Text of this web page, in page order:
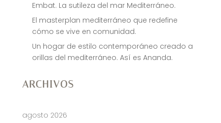
Embat. La sutileza del mar Mediterráneo.
El masterplan mediterráneo que redefine
cómo se vive en comunidad.
Un hogar de estilo contemporáneo creado a
orillas del mediterráneo. Así es Ananda.
ARCHIVOS
agosto 2026